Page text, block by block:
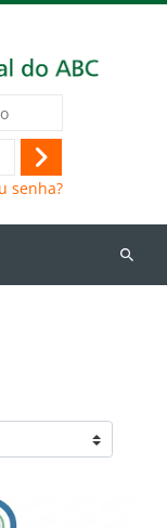
Acessar
senha?
Buscar